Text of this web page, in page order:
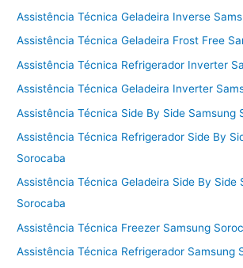
Assistência Técnica Geladeira Inverse
Assistência Técnica Geladeira Frost Free
Assistência Técnica Refrigerador Inverter
Assistência Técnica Geladeira Inverter
Assistência Técnica Side By Side Samsung
Assistência Técnica Refrigerador Side By
Sorocaba
Assistência Técnica Geladeira Side By Side
Sorocaba
Assistência Técnica Freezer Samsung
Assistência Técnica Refrigerador Samsung